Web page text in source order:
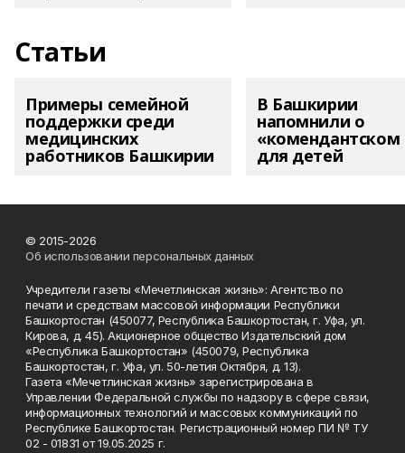
Статьи
Примеры семейной
поддержки среди
медицинских
работников Башкирии
В Башкирии
напомнили о
«комендантском
для детей
© 2015-2026
Об использовании персональных данных
Учредители газеты «Мечетлинская жизнь»: Агентство по
печати и средствам массовой информации Республики
Башкортостан (450077, Республика Башкортостан, г. Уфа, ул.
Кирова, д. 45). Акционерное общество Издательский дом
«Республика Башкортостан» (450079, Республика
Башкортостан, г. Уфа, ул. 50-летия Октября, д. 13).
Газета «Мечетлинская жизнь» зарегистрирована в
Управлении Федеральной службы по надзору в сфере связи,
информационных технологий и массовых коммуникаций по
Республике Башкортостан. Регистрационный номер ПИ № ТУ
02 - 01831 от 19.05.2025 г.